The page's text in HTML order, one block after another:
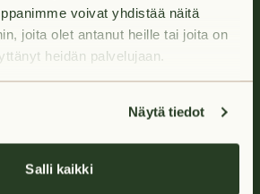
voivat yhdistää näitä
joita olet antanut heille tai joita on
heidän palvelujaan.
Näytä tiedot
Salli kaikki
asumista.
puhekuplasta (näkyy evästeet